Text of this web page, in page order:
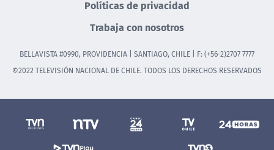
Políticas de privacidad
Trabaja con nosotros
BELLAVISTA #0990, PROVIDENCIA | SANTIAGO, CHILE | F: (+56-2)2707 7777
©2022 TELEVISIÓN NACIONAL DE CHILE. TODOS LOS DERECHOS RESERVADOS